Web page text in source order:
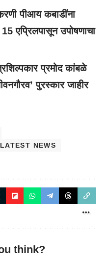
पीआय कबाडींना
एप्रिलपासून उपोषणाचा
प्रमोद कांबळे
पुरस्कार जाहीर
LATEST NEWS
think?